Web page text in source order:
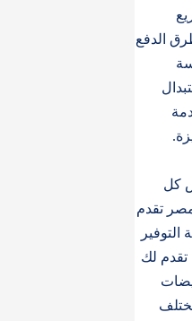
الدفع
كل
تقدم
تقدم لك